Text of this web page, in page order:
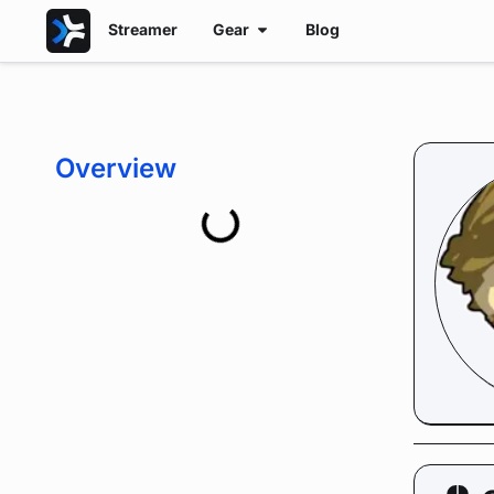
Streamer Gear Blog
Overview